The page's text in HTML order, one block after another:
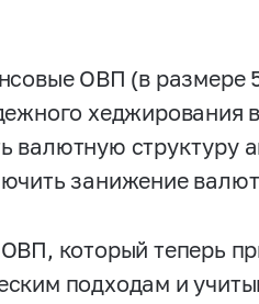
ОВП (в размере
хеджирования
валютную структуру
занижение
который теперь
подходам и